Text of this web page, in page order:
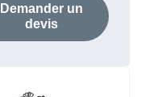
Demander un
devis